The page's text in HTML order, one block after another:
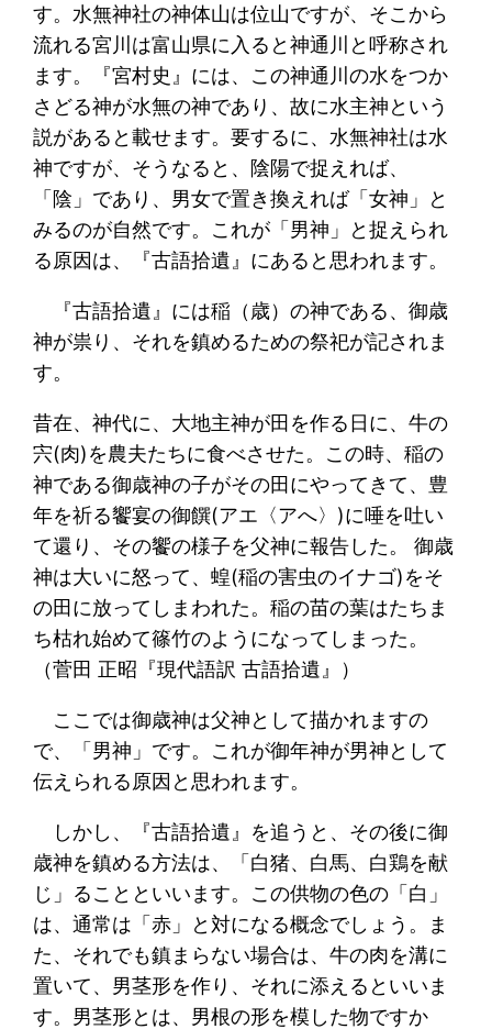
す。水無神社の神体山は位山ですが、そこから
流れる宮川は富山県に入ると神通川と呼称され
ます。『宮村史』には、この神通川の水をつか
さどる神が水無の神であり、故に水主神という
説があると載せます。要するに、水無神社は水
神ですが、そうなると、陰陽で捉えれば、
「陰」であり、男女で置き換えれば「女神」と
みるのが自然です。これが「男神」と捉えられ
る原因は、『古語拾遺』にあると思われます。
『古語拾遺』には稲（歳）の神である、御歳
神が祟り、それを鎮めるための祭祀が記されま
す。
昔在、神代に、大地主神が田を作る日に、牛の
宍(肉)を農夫たちに食べさせた。この時、稲の
神である御歳神の子がその田にやってきて、豊
年を祈る饗宴の御饌(アエ〈アへ〉)に唾を吐い
て還り、その饗の様子を父神に報告した。 御歳
神は大いに怒って、蝗(稲の害虫のイナゴ)をそ
の田に放ってしまわれた。稲の苗の葉はたちま
ち枯れ始めて篠竹のようになってしまった。
（菅田 正昭『現代語訳 古語拾遺』）
ここでは御歳神は父神として描かれますの
で、「男神」です。これが御年神が男神として
伝えられる原因と思われます。
しかし、『古語拾遺』を追うと、その後に御
歳神を鎮める方法は、「白猪、白馬、白鶏を献
じ」ることといいます。この供物の色の「白」
は、通常は「赤」と対になる概念でしょう。ま
た、それでも鎮まらない場合は、牛の肉を溝に
置いて、男茎形を作り、それに添えるといいま
す。男茎形とは、男根の形を模した物ですか